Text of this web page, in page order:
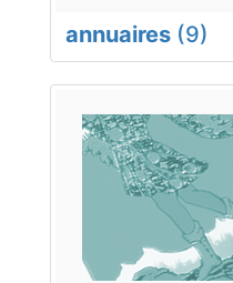
annuaires (9)